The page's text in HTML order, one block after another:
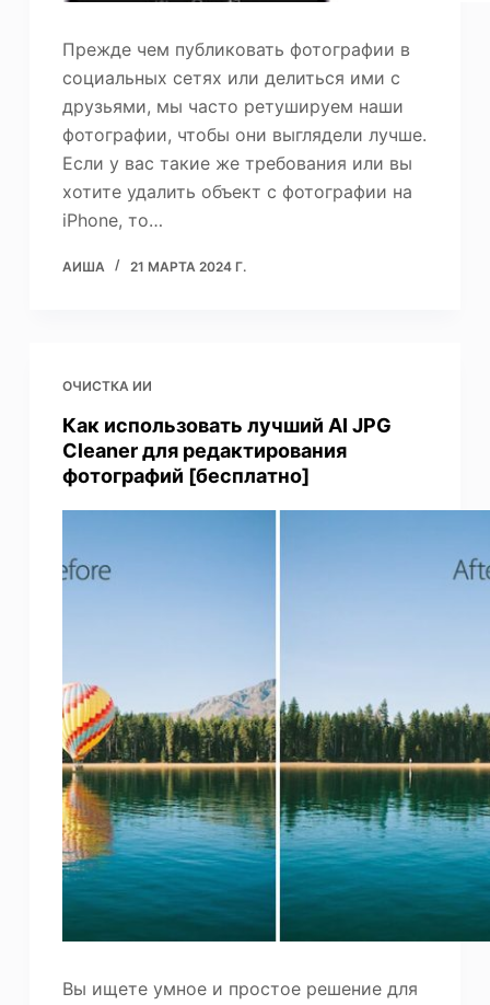
Прежде чем публиковать фотографии в
социальных сетях или делиться ими с
друзьями, мы часто ретушируем наши
фотографии, чтобы они выглядели лучше.
Если у вас такие же требования или вы
хотите удалить объект с фотографии на
iPhone, то…
АИША 21 МАРТА 2024 Г.
ОЧИСТКА ИИ
Как использовать лучший AI JPG
Cleaner для редактирования
фотографий [бесплатно]
Вы ищете умное и простое решение для